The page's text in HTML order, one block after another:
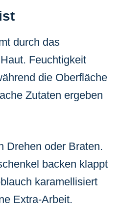
durch das
Feuchtigkeit
die Oberfläche
Zutaten ergeben
Drehen oder Braten.
backen klappt
karamellisiert
Extra-Arbeit.